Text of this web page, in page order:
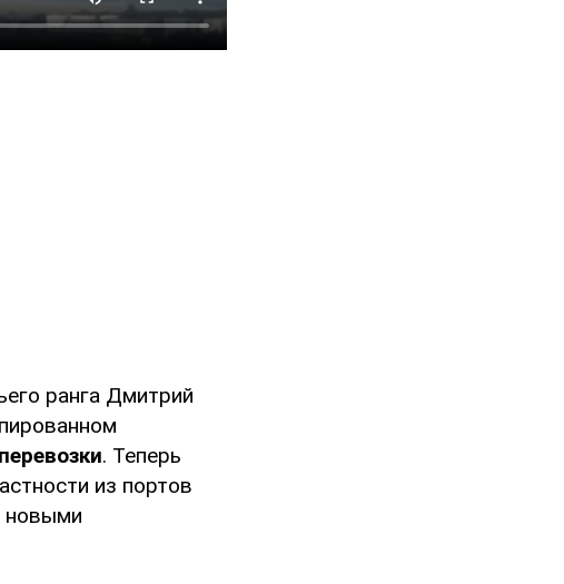
ранга Дмитрий
. Теперь
из портов
новыми